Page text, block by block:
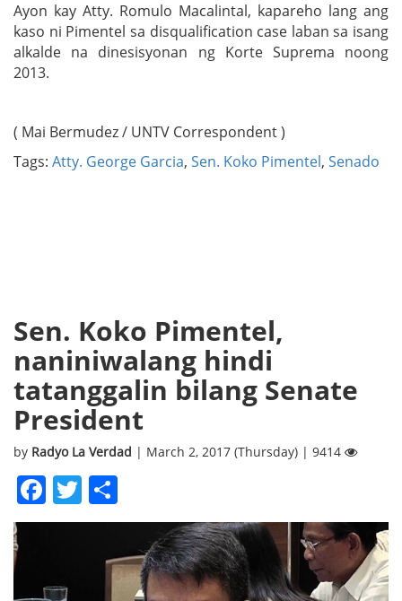
Ayon kay Atty. Romulo Macalintal, kapareho lang ang
kaso ni Pimentel sa disqualification case laban sa isang
alkalde na dinesisyonan ng Korte Suprema noong
2013.
( Mai Bermudez / UNTV Correspondent )
Tags: Atty. George Garcia, Sen. Koko Pimentel, Senado
Sen. Koko Pimentel,
naniniwalang hindi
tatanggalin bilang Senate
President
by Radyo La Verdad | March 2, 2017 (Thursday) | 9414
Facebook
Twitter